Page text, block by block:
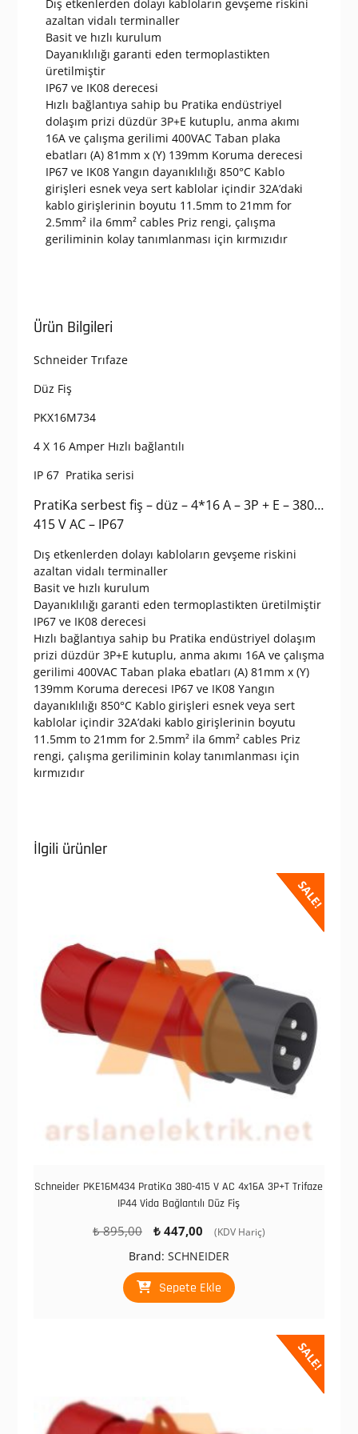
Dış etkenlerden dolayı kabloların gevşeme riskini
azaltan vidalı terminaller
Basit ve hızlı kurulum
Dayanıklılığı garanti eden termoplastikten
üretilmiştir
IP67 ve IK08 derecesi
Hızlı bağlantıya sahip bu Pratika endüstriyel
dolaşım prizi düzdür 3P+E kutuplu, anma akımı
16A ve çalışma gerilimi 400VAC Taban plaka
ebatları (A) 81mm x (Y) 139mm Koruma derecesi
IP67 ve IK08 Yangın dayanıklılığı 850°C Kablo
girişleri esnek veya sert kablolar içindir 32A’daki
kablo girişlerinin boyutu 11.5mm to 21mm for
2.5mm² ila 6mm² cables Priz rengi, çalışma
geriliminin kolay tanımlanması için kırmızıdır
Ürün Bilgileri
Schneider Trıfaze
Düz Fiş
PKX16M734
4 X 16 Amper Hızlı bağlantılı
IP 67 Pratika serisi
PratiKa serbest fiş – düz – 4*16 A – 3P + E – 380…
415 V AC – IP67
Dış etkenlerden dolayı kabloların gevşeme riskini
azaltan vidalı terminaller
Basit ve hızlı kurulum
Dayanıklılığı garanti eden termoplastikten üretilmiştir
IP67 ve IK08 derecesi
Hızlı bağlantıya sahip bu Pratika endüstriyel dolaşım
prizi düzdür 3P+E kutuplu, anma akımı 16A ve çalışma
gerilimi 400VAC Taban plaka ebatları (A) 81mm x (Y)
139mm Koruma derecesi IP67 ve IK08 Yangın
dayanıklılığı 850°C Kablo girişleri esnek veya sert
kablolar içindir 32A’daki kablo girişlerinin boyutu
11.5mm to 21mm for 2.5mm² ila 6mm² cables Priz
rengi, çalışma geriliminin kolay tanımlanması için
kırmızıdır
İlgili ürünler
SALE!
Schneider PKE16M434 PratiKa 380-415 V AC 4x16A 3P+T Trifaze
IP44 Vida Bağlantılı Düz Fiş
₺895,00
Orijinal
₺ 895,00.
₺447,00
Şu
fiyat:
₺ 447,00.
(KDV Hariç)
Brand: SCHNEIDER
Sepete Ekle
SALE!